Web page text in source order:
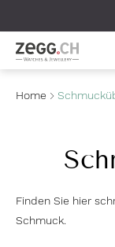
Home
Finden Sie hier
Schmuck.